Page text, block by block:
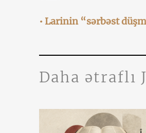
• Larinin “sərbəst
Daha ətraflı